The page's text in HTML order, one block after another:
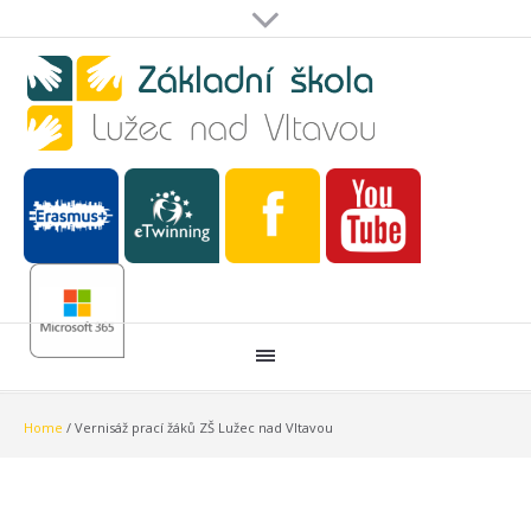
Home / Vernisáž prací žáků ZŠ Lužec nad Vltavou